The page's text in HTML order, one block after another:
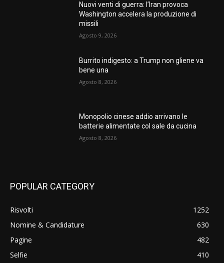
Nuovi venti di guerra: l’Iran provoca
Washington accelera la produzione di
missili
Agosto 9, 2026
Burrito indigesto: a Trump non gliene va
bene una
Agosto 8, 2026
Monopolio cinese addio arrivano le
batterie alimentate col sale da cucina
Agosto 8, 2026
POPULAR CATEGORY
Risvolti
1252
Nomine & Candidature
630
Pagine
482
Selfie
410